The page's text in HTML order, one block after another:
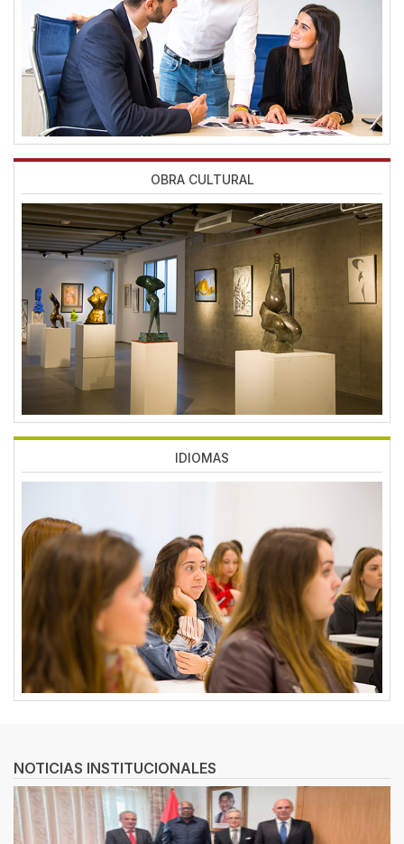
OBRA CULTURAL
Imagen
IDIOMAS
Imagen
NOTICIAS INSTITUCIONALES